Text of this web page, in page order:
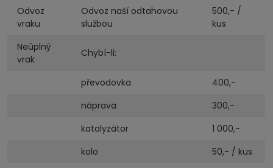
Odvoz
vraku
Odvoz naší odtahovou
službou
500,- /
kus
Neúplný
vrak
Chybí-li:
převodovka
400,-
náprava
300,-
katalyzátor
1 000,-
kolo
50,- / kus